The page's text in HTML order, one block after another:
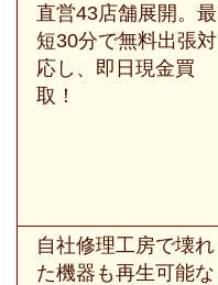
直営43店舗展開。最
短30分で無料出張対
応し、即日現金買
取！
自社修理工房で壊れ
た機器も再生可能な